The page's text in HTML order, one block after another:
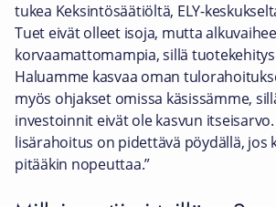
tukea Keksintösäätiöltä, ELY-
Tuet eivät olleet isoja, mutta
korvaamattomampia, sillä
Haluamme kasvaa oman
myös ohjakset omissa käsissämme,
investoinnit eivät ole kasvun
lisärahoitus on pidettävä pöydällä, jos
pitääkin nopeuttaa.”